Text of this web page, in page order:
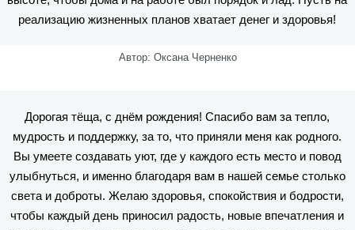
реализацию жизненных планов хватает денег и здоровья!
Автор: Оксана Черненко
Дорогая тёща, с днём рождения! Спасибо вам за тепло,
мудрость и поддержку, за то, что приняли меня как родного.
Вы умеете создавать уют, где у каждого есть место и повод
улыбнуться, и именно благодаря вам в нашей семье столько
света и доброты. Желаю здоровья, спокойствия и бодрости,
чтобы каждый день приносил радость, новые впечатления и